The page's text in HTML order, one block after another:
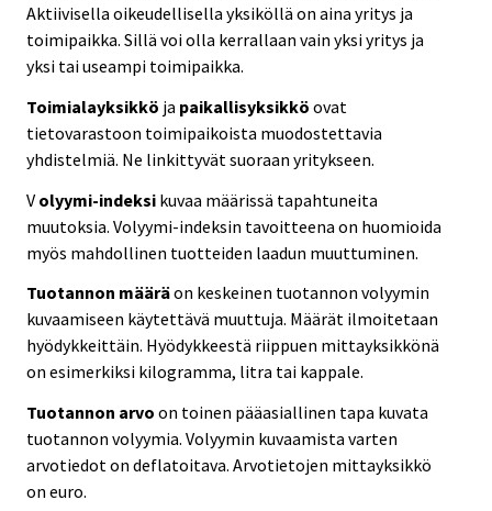
Aktiivisella oikeudellisella yksiköllä on aina yritys ja
toimipaikka. Sillä voi olla kerrallaan vain yksi yritys ja
yksi tai useampi toimipaikka.
Toimialayksikkö ja paikallisyksikkö ovat
tietovarastoon toimipaikoista muodostettavia
yhdistelmiä. Ne linkittyvät suoraan yritykseen.
V olyymi-indeksi kuvaa määrissä tapahtuneita
muutoksia. Volyymi-indeksin tavoitteena on huomioida
myös mahdollinen tuotteiden laadun muuttuminen.
Tuotannon määräon keskeinen tuotannon volyymin
kuvaamiseen käytettävä muuttuja. Määrät ilmoitetaan
hyödykkeittäin. Hyödykkeestä riippuen mittayksikkönä
on esimerkiksi kilogramma, litra tai kappale.
Tuotannon arvo on toinen pääasiallinen tapa kuvata
tuotannon volyymia. Volyymin kuvaamista varten
arvotiedot on deflatoitava. Arvotietojen mittayksikkö
on euro.